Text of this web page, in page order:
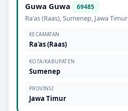
Guwa Guwa 69485
Ra'as (Raas),Sumenep, Jawa Timur
KECAMATAN
Ra'as (Raas)
KOTA/KABUPATEN
Sumenep
PROVINSI
Jawa Timur